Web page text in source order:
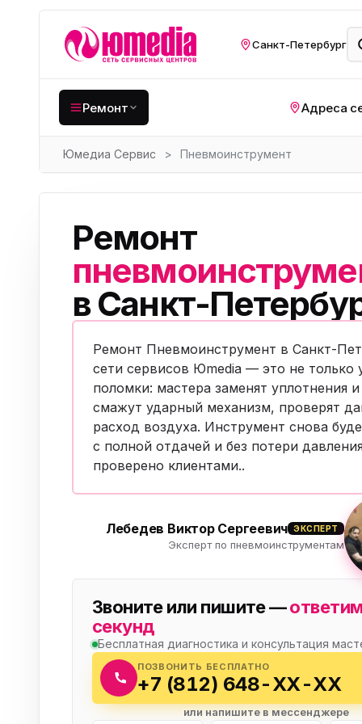
Санкт-Петербург
Ремонт
Крупная бытовая
Мелкая цифровая
Видеотехника
Бытовая техника
Фототехника
Оргтехника
Электротранспорт
Бензотехника
Садовая техника
Адреса
Юмедиа Сервис > Пневмоинструмент
Ремонт
в Санкт-
Ремонт Пневмоинструмент в Санкт-
сети сервисов Юmedia — это не только
поломки: мастера заменят уплотнения
смажут ударный механизм, проверят
расход воздуха. Инструмент снова
с полной отдачей и без потери
проверено клиентами..
Лебедев Виктор Сергеевич ЭКСПЕРТ
Эксперт по пневмоинструментам
Звоните или пишите —
секунд
Бесплатная диагностика и консультация
ПОЗВОНИТЬ БЕСПЛАТНО
+7 (812) 648-XX-XX
или напишите в мессенджере